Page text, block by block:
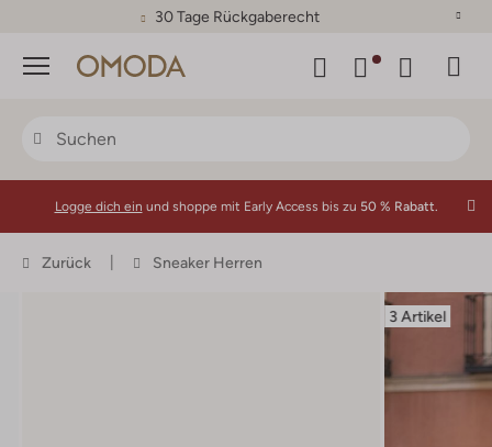
30 Tage Rückgaberecht
Menü
Logge dich ein und shoppe mit Early Access bis zu 50 % Rabatt.
Zurück Sneaker Herren
3 Artikel